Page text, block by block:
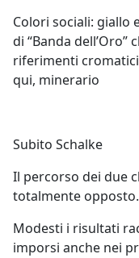
Colori sociali: giallo
di “Banda
riferimenti
qui, minerario
Subito Schalke
Il percorso dei due
totalmente opposto.
Modesti i risultati
imporsi anche nei